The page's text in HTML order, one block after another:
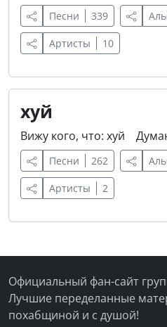
Песни 339
Артисты 10
хуй
Вижу кого, что: хуй
Песни 262
Артисты 2
Официальный фан-сайт
Лучшие переделанные
похабщиной и с душой!